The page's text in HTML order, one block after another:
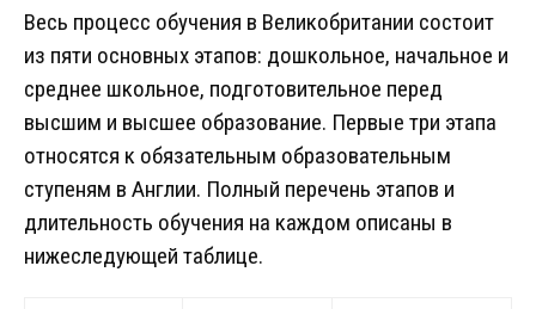
Весь процесс обучения в Великобритании состоит
из пяти основных этапов: дошкольное, начальное и
среднее школьное, подготовительное перед
высшим и высшее образование. Первые три этапа
относятся к обязательным образовательным
ступеням в Англии. Полный перечень этапов и
длительность обучения на каждом описаны в
нижеследующей таблице.